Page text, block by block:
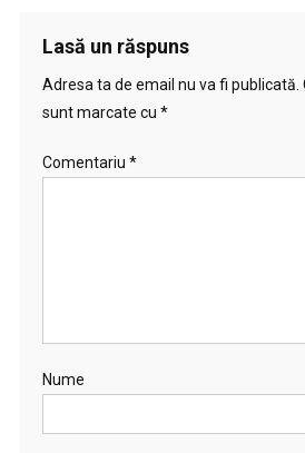
Lasă un răspuns
Adresa ta de email nu va fi publicată.
sunt marcate cu *
Comentariu *
Nume